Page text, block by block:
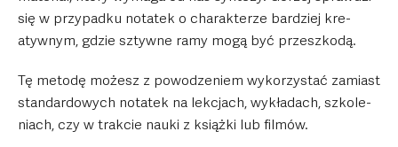
się w przy­padku nota­tek o cha­rak­te­rze bar­dziej kre­
atyw­nym, gdzie sztywne ramy mogą być prze­szkodą.
Tę metodę możesz z powo­dze­niem wyko­rzy­stać zamiast
stan­dar­do­wych nota­tek na lek­cjach, wykła­dach, szko­le­
niach, czy w trak­cie nauki z książki lub fil­mów.